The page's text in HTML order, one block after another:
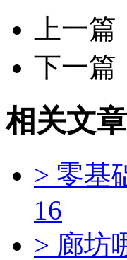
上一篇
下一篇
相关文章
> 零基
16
> 廊坊